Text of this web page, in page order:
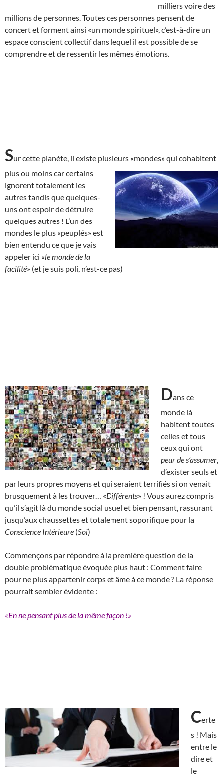
milliers voire des
millions de personnes. Toutes ces personnes pensent de
concert et forment ainsi «un monde spirituel», c’est-à-dire un
espace conscient collectif dans lequel il est possible de se
comprendre et de ressentir les mêmes émotions.
Sur cette planète, il existe plusieurs «mondes» qui cohabitent
plus ou moins carcertains
ignorent totalement les
autres tandis que quelques-
uns ont espoir de détruire
quelques autres ! L’un des
mondes le plus «peuplés» est
bien entendu ce que je vais
appeler ici «le monde de la
facilité» (et je suis poli, n’est-ce pas)
Dans ce
monde là
habitent toutes
celles et tous
ceux qui ont
peur de s’assumer
d’exister seuls et
par leurs propres moyens et qui seraient terrifiés si on venait
brusquement à les trouver… «Différents» ! Vous aurez compris
qu’il s’agit là du monde social usuel et bien pensant, rassurant
jusqu’aux chaussettes et totalement soporifique pour la
Conscience Intérieure (Soi)
Commençons par répondre à la première question de la
double problématique évoquée plus haut : Comment faire
pour ne plus appartenir corps et âme à ce monde ? La réponse
pourrait sembler évidente :
«En ne pensant plus de la même façon !»
Certe
s ! Mais
entre le
dire et
le